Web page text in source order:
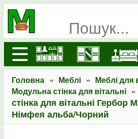
Головна » Меблі » Меблі для
Модульна стінка для вітальні »
стінка для вітальні Гербор
Німфея альба/Чорний